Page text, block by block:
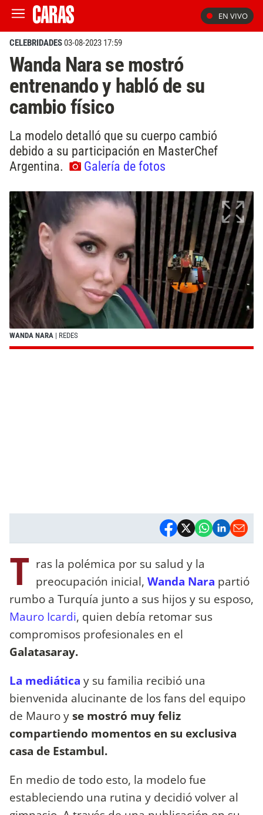
EN VIVO
CELEBRIDADES03-08-2023 17:59
Wanda Nara se mostró
entrenando y habló de su
cambio físico
La modelo detalló que su cuerpo cambió
debido a su participación en MasterChef
Argentina.
Galería de fotos
WANDA NARA | REDES
T ras la polémica por su salud y la
preocupación inicial, Wanda Nara partió
rumbo a Turquía junto a sus hijos y su esposo,
Mauro Icardi, quien debía retomar sus
compromisos profesionales en el
Galatasaray.
La mediática y su familia recibió una
bienvenida alucinante de los fans del equipo
de Mauro yse mostró muy feliz
compartiendo momentos en su exclusiva
casa de Estambul.
En medio de todo esto, la modelo fue
estableciendo una rutina y decidió volver al